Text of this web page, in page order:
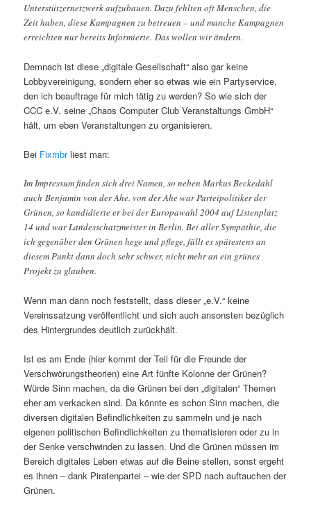
Unterstützernetzwerk aufzubauen. Dazu fehlten oft Menschen, die
Zeit haben, diese Kampagnen zu betreuen – und manche Kampagnen
erreichten nur bereits Informierte. Das wollen wir ändern.
Demnach ist diese „digitale Gesellschaft“ also gar keine
Lobbyvereinigung, sondern eher so etwas wie ein Partyservice,
den ich beauftrage für mich tätig zu werden? So wie sich der
CCC e.V. seine „Chaos Computer Club Veranstaltungs GmbH“
hält, um eben Veranstaltungen zu organisieren.
Bei Fixmbrliest man:
Im Impressum finden sich drei Namen, so neben Markus Beckedahl
auch Benjamin von der Ahe. von der Ahe war Parteipolitiker der
Grünen, so kandidierte er bei der Europawahl 2004 auf Listenplatz
14 und war Landesschatzmeister in Berlin. Bei aller Sympathie, die
ich gegenüber den Grünen hege und pflege, fällt es spätestens an
diesem Punkt dann doch sehr schwer, nicht mehr an ein grünes
Projekt zu glauben.
Wenn man dann noch feststellt, dass dieser „e.V.“ keine
Vereinssatzung veröffentlicht und sich auch ansonsten bezüglich
des Hintergrundes deutlich zurückhält.
Ist es am Ende (hier kommt der Teil für die Freunde der
Verschwörungstheorien) eine Art fünfte Kolonne der Grünen?
Würde Sinn machen, da die Grünen bei den „digitalen“ Themen
eher am verkacken sind. Da könnte es schon Sinn machen, die
diversen digitalen Befindlichkeiten zu sammeln und je nach
eigenen politischen Befindlichkeiten zu thematisieren oder zu in
der Senke verschwinden zu lassen. Und die Grünen müssen im
Bereich digitales Leben etwas auf die Beine stellen, sonst ergeht
es ihnen – dank Piratenpartei – wie der SPD nach auftauchen der
Grünen.